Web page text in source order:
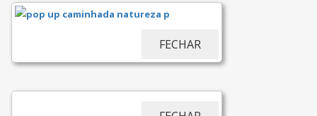
FECHAR